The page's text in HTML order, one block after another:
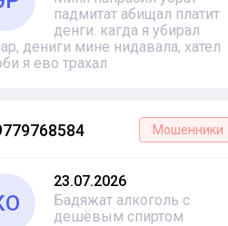
падмитат абищал платит
денги. кагда я убирал
дениги мине нидавала, хател
я ево трахал
Мошенники
23.07.2026
Бадяжат алкоголь с
дешёвым спиртом